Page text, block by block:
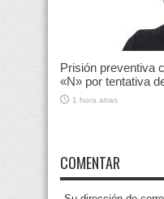
Prisión preventiva
«N» por tentativa
1 hora atras
COMENTAR